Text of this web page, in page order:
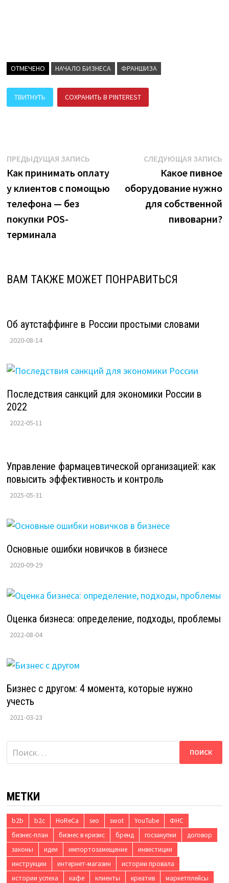
ОТМЕЧЕНО НАЧАЛО БИЗНЕСА ФРАНШИЗА
ТВИТНУТЬ СОХРАНИТЬ В PINTEREST
Навигация
по
записям
ПРЕДЫДУЩАЯ ЗАПИСЬПредыдущая
запись:
Как принимать оплату
у клиентов с помощью
телефона — без
покупки POS-
терминала
СЛЕДУЮЩАЯ ЗАПИСЬ
Какое пивное
оборудование нужно
для собственной
пивоварни?
ВАМ ТАКЖЕ МОЖЕТ ПОНРАВИТЬСЯ
Об аутстаффинге в России простыми словами
2020-08-14
Последствия санкций для экономики России в
2022
2022-05-11
Управление фармацевтической организацией: как
повысить эффективность и контроль
2025-05-31
Основные ошибки новичков в бизнесе
2020-09-29
Оценка бизнеса: определение, подходы, проблемы
2022-08-04
Бизнес с другом: 4 момента, которые нужно
учесть
2021-03-23
Найти:
МЕТКИ
b2b b2c HoReCa seo swot YouTube
ФНС
бизнес-план
бизнес в кризис бренд госзакупки
договор
законы
идеи импортозамещение
инвестиции
инструкции
интернет-магазин
истории провала
истории успеха
кафе клиенты креатив
маркетплейсы